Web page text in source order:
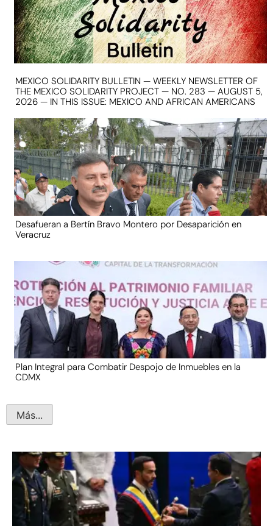
MEXICO SOLIDARITY BULLETIN — WEEKLY NEWSLETTER OF
THE MEXICO SOLIDARITY PROJECT — NO. 283 — AUGUST 5,
2026 — IN THIS ISSUE: MEXICO AND AFRICAN AMERICANS
Desafueran a Bertín Bravo Montero por Desaparición en
Veracruz
Plan Integral para Combatir Despojo de Inmuebles en la
CDMX
Más...